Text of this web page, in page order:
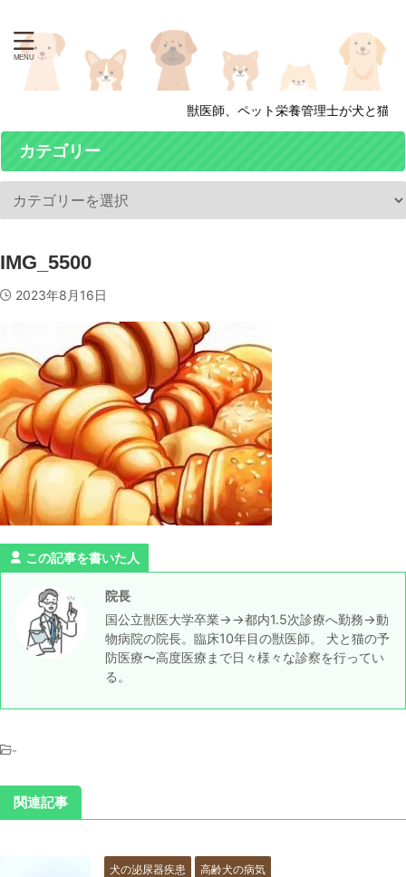
獣医師、ペット栄養管理士が犬と猫の
カテゴリー
IMG_5500
2023年8月16日
この記事を書いた人
院長
国公立獣医大学卒業→→都内1.5次診療へ勤務→動
物病院の院長。臨床10年目の獣医師。 犬と猫の予
防医療〜高度医療まで日々様々な診察を行ってい
る。
-
関連記事
犬の泌尿器疾患 高齢犬の病気